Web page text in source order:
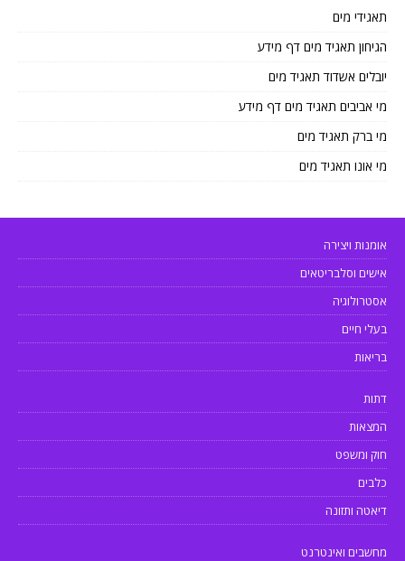
תאגידי מים
הגיחון תאגיד מים דף מידע
יובלים אשדוד תאגיד מים
מי אביבים תאגיד מים דף מידע
מי ברק תאגיד מים
מי אונו תאגיד מים
אומנות ויצירה
אישים וסלבריטאים
אסטרולוגיה
בעלי חיים
בריאות
דתות
המצאות
חוק ומשפט
כלבים
דיאטה ותזונה
מחשבים ואינטרנט